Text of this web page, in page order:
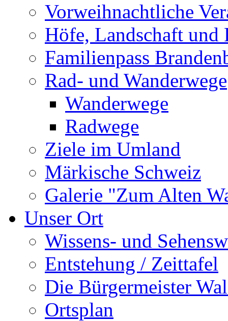
Vorweihnachtliche
Höfe, Landschaft und
Familienpass
Rad- und Wanderwege
Wanderwege
Radwege
Ziele im Umland
Märkische Schweiz
Galerie "Zum Alten
Unser Ort
Wissens- und
Entstehung / Zeittafel
Die Bürgermeister
Ortsplan